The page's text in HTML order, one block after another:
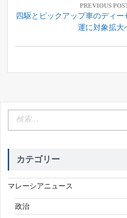
ナ
ゲ
シ
ン
PREVIOUS
Previous
四駆とピックアップ車のディ
運に対象拡大
カテゴリー
マレーシアニュース
政治